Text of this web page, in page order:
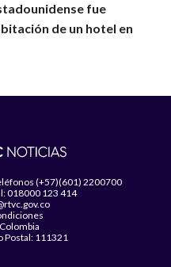
fue
de un hotel en
(+57)(601) 2200700
018000 123 414
Postal: 111321